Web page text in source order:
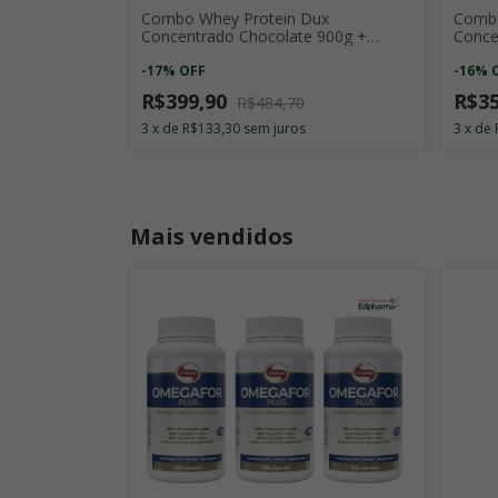
Combo Whey Protein Dux
Concentrado Chocolate 900g +
Omegafor Plus com 120 Cap.
-17% OFF
R$399,90 R$484,70
3 x de R$133,30 sem juros
-16%
3 x de
Mais vendidos